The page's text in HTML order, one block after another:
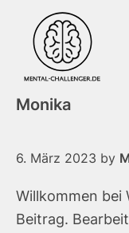
content
Fußzeile
springen
Monika
6. März 2023 by
Willkommen bei
Beitrag.